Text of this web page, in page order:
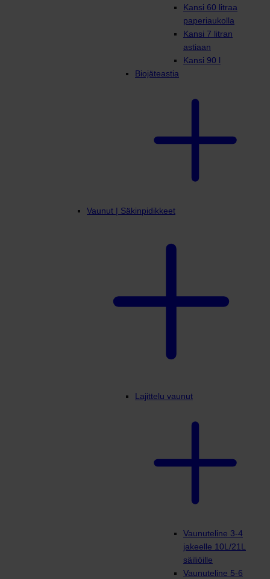
Kansi 60 litraa
paperiaukolla
Kansi 7 litran
astiaan
Kansi 90 l
Biojäteastia
Vaunut | Säkinpidikkeet
Lajittelu vaunut
Vaunuteline 3-4
jakeelle 10L/21L
säiliöille
Vaunuteline 5-6